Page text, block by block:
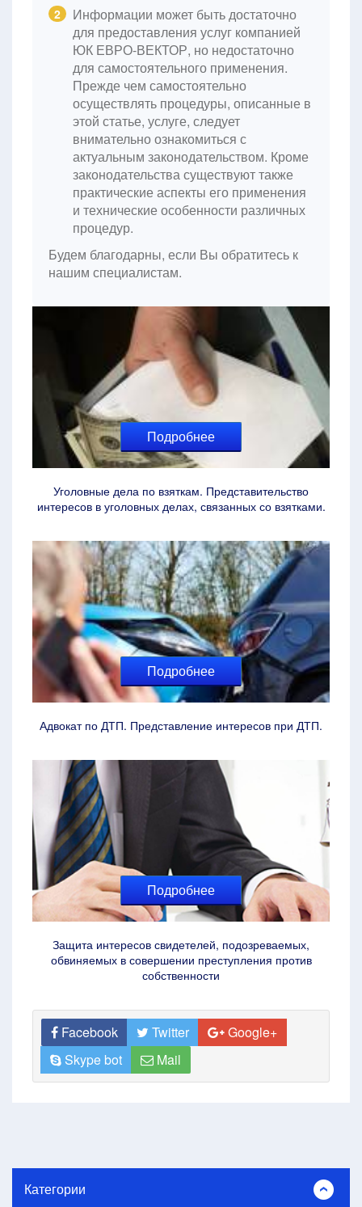
2
Информации может быть достаточно
для предоставления услуг компанией
ЮК ЕВРО-ВЕКТОР, но недостаточно
для самостоятельного применения.
Прежде чем самостоятельно
осуществлять процедуры, описанные в
этой статье, услуге, следует
внимательно ознакомиться с
актуальным законодательством. Кроме
законодательства существуют также
практические аспекты его применения
и технические особенности различных
процедур.
Будем благодарны, если Вы обратитесь к
нашим специалистам.
Подробнее
Уголовные дела по взяткам. Представительство
интересов в уголовных делах, связанных со взятками.
Подробнее
Адвокат по ДТП. Представление интересов при ДТП.
Подробнее
Защита интересов свидетелей, подозреваемых,
обвиняемых в совершении преступления против
собственности
Facebook Twitter
Google+
Skype bot
Mail
Категории